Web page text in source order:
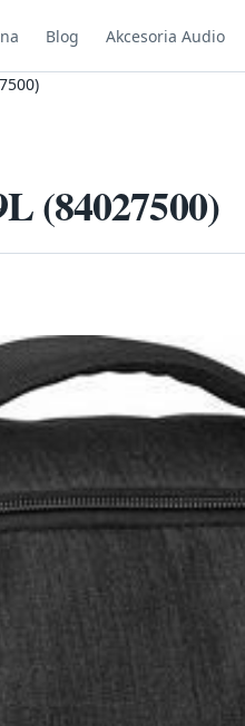
Blog Akcesoria Audio
(84027500)